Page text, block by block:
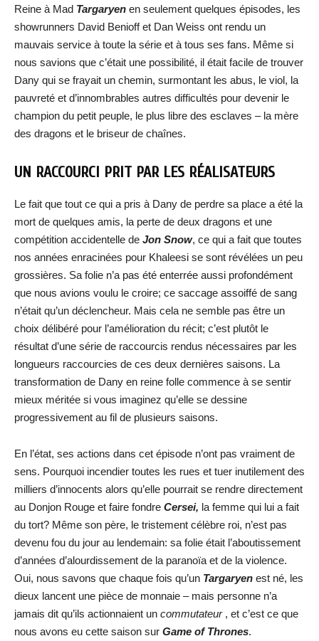
Reine à Mad Targaryen en seulement quelques épisodes, les
showrunners David Benioff et Dan Weiss ont rendu un
mauvais service à toute la série et à tous ses fans. Même si
nous savions que c’était une possibilité, il était facile de trouver
Dany qui se frayait un chemin, surmontant les abus, le viol, la
pauvreté et d’innombrables autres difficultés pour devenir le
champion du petit peuple, le plus libre des esclaves – la mère
des dragons et le briseur de chaînes.
UN RACCOURCI PRIT PAR LES RÉALISATEURS
Le fait que tout ce qui a pris à Dany de perdre sa place a été la
mort de quelques amis, la perte de deux dragons et une
compétition accidentelle de Jon Snow, ce qui a fait que toutes
nos années enracinées pour Khaleesi se sont révélées un peu
grossières. Sa folie n’a pas été enterrée aussi profondément
que nous avions voulu le croire; ce saccage assoiffé de sang
n’était qu’un déclencheur. Mais cela ne semble pas être un
choix délibéré pour l’amélioration du récit; c’est plutôt le
résultat d’une série de raccourcis rendus nécessaires par les
longueurs raccourcies de ces deux dernières saisons. La
transformation de Dany en reine folle commence à se sentir
mieux méritée si vous imaginez qu’elle se dessine
progressivement au fil de plusieurs saisons.
En l’état, ses actions dans cet épisode n’ont pas vraiment de
sens. Pourquoi incendier toutes les rues et tuer inutilement des
milliers d’innocents alors qu’elle pourrait se rendre directement
au Donjon Rouge et faire fondre Cersei, la femme qui lui a fait
du tort? Même son père, le tristement célèbre roi, n’est pas
devenu fou du jour au lendemain: sa folie était l’aboutissement
d’années d’alourdissement de la paranoïa et de la violence.
Oui, nous savons que chaque fois qu’un Targaryen est né, les
dieux lancent une pièce de monnaie – mais personne n’a
jamais dit qu’ils actionnaient un commutateur, et c’est ce que
nous avons eu cette saison sur Game of Thrones.